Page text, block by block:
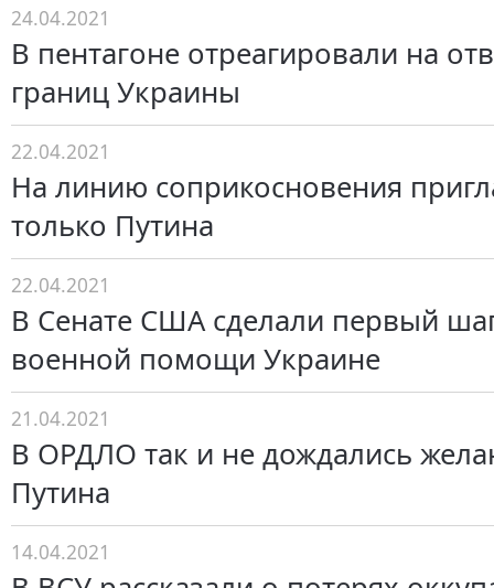
24.04.2021
В пентагоне отреагировали на
границ Украины
22.04.2021
На линию соприкосновения
только Путина
22.04.2021
В Сенате США сделали первый
военной помощи Украине
21.04.2021
В ОРДЛО так и не дождались
Путина
14.04.2021